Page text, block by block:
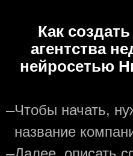
Как
агентства
нейросетью
—Чтобы начать,
название